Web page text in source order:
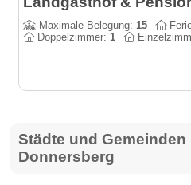
Maximale Belegung:15
Doppelzimmer:1
Städte und
Donnersberg